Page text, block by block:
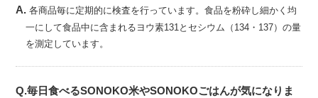
A. 各商品毎に定期的に検査を行っています。食品を粉砕し細かく均
一にして食品中に含まれるヨウ素131とセシウム（134・137）の量
を測定しています。
Q.毎日食べるSONOKO米やSONOKOごはんが気になりま